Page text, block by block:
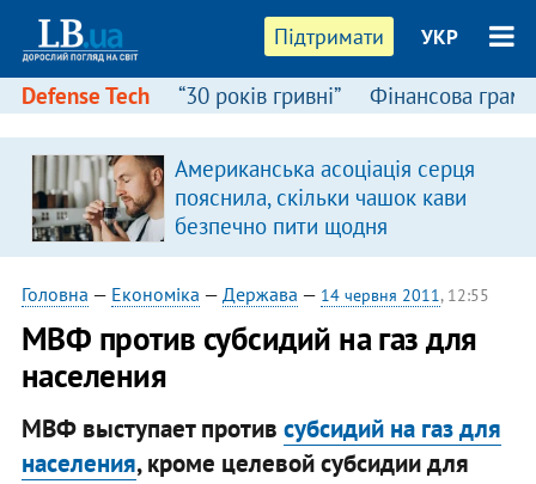
Підтримати УКР
Defense Tech “30 років гривні” Фінансова
Американська асоціація серця
пояснила, скільки чашок кави
безпечно пити щодня
Головна — Економіка — Держава — 14 червня 2011, 12:55
МВФ против субсидий на газ для
населения
МВФ выступает против субсидий на газ для
населения, кроме целевой субсидии для